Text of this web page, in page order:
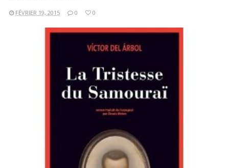
FÉVRIER 19, 2015 0 0
LIRE LA SUITE